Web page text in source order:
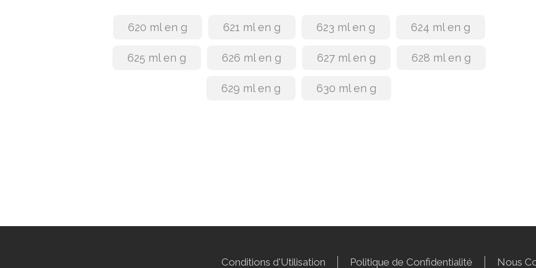
620 ml en g 621 ml en g 623 ml en g 624 ml en g
625 ml en g 626 ml en g 627 ml en g 628 ml en g
629 ml en g 630 ml en g
Conditions d'Utilisation Politique de Confidentialité Nous